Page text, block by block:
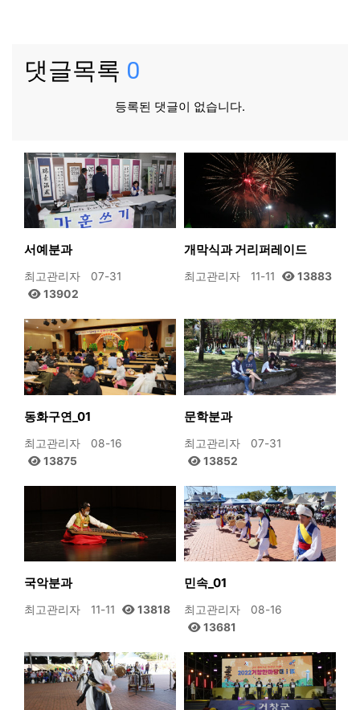
댓글목록 0
등록된 댓글이 없습니다.
서예분과
최고관리자
07-31
13902
개막식과 거리퍼레이드
최고관리자 11-11 13883
동화구연_01
최고관리자
08-16
13875
문학분과
최고관리자
07-31
13852
국악분과
최고관리자 11-11 13818
민속_01
최고관리자
08-16
13681